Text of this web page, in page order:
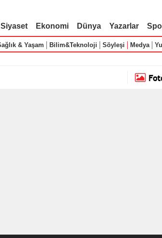
Siyaset Ekonomi Dünya Yazarlar
& Yaşam Bilim&Teknoloji Söyleşi Medya